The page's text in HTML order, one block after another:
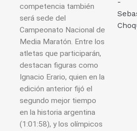
competencia también
será sede del
Campeonato Nacional de
Media Maratón. Entre los
atletas que participarán,
destacan figuras como
Ignacio Erario, quien en la
edición anterior fijó el
segundo mejor tiempo
en la historia argentina
(1:01:58), y los olímpicos